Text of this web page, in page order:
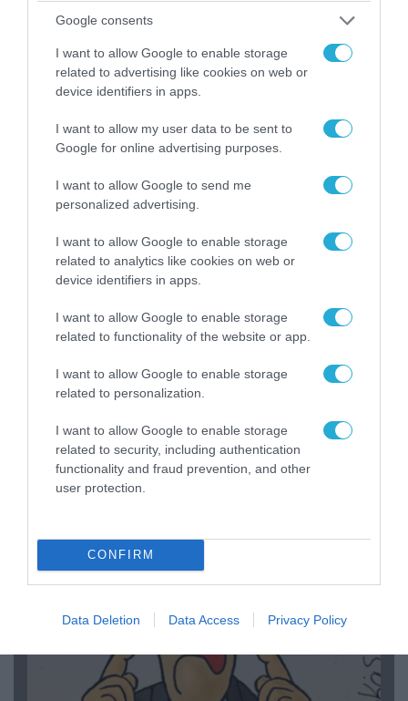
Google consents
I want to allow Google to enable storage
related to advertising like cookies on web or
device identifiers in apps.
I want to allow my user data to be sent to
Google for online advertising purposes.
I want to allow Google to send me
personalized advertising.
I want to allow Google to enable storage
related to analytics like cookies on web or
device identifiers in apps.
I want to allow Google to enable storage
related to functionality of the website or app.
I want to allow Google to enable storage
related to personalization.
I want to allow Google to enable storage
related to security, including authentication
functionality and fraud prevention, and other
user protection.
CONFIRM
Data Deletion Data Access Privacy Policy
06.08.2026 | 09:02
ΗΠΑ: Το τελευταίο μήνυμα της μητέρας στον
πρώην σύζυγό της πριν από τη δολοφονία των
4 παιδιών τους – «Έχουν ίωση»
«Επιχείρηση ελεύθερα πεζοδρόμια» στην
Αθήνα: Απομακρύνθηκαν παράνομα
αντικείμενα από κοινόχρηστους χώρους